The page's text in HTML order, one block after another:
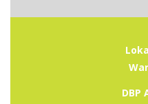
DBP